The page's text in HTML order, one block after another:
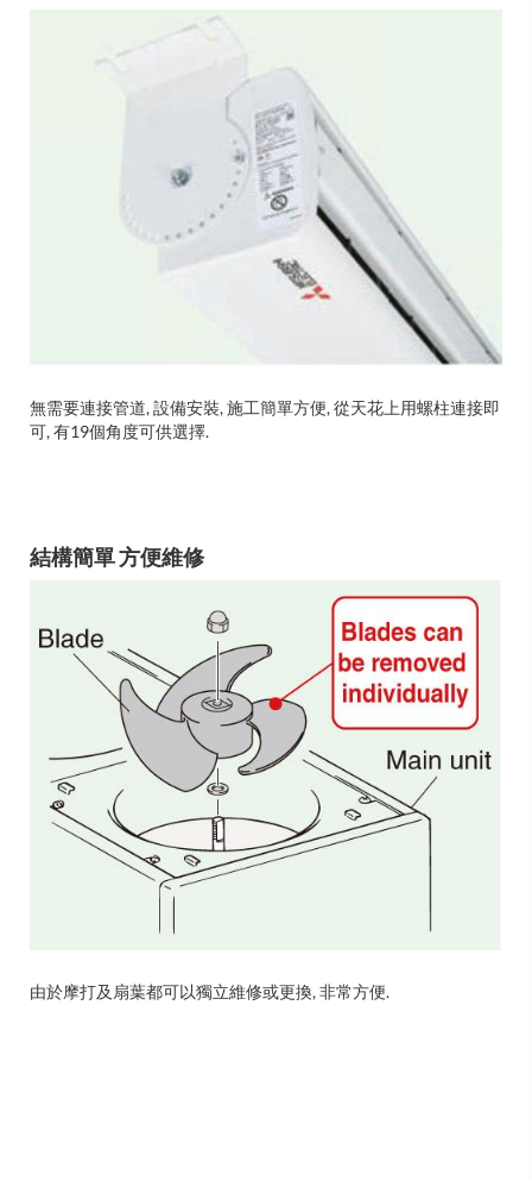
無需要連接管道, 設備安裝, 施工簡單方便, 從天花上用螺柱連接即
可, 有19個角度可供選擇.
結構簡單 方便維修
由於摩打及扇葉都可以獨立維修或更換, 非常方便.